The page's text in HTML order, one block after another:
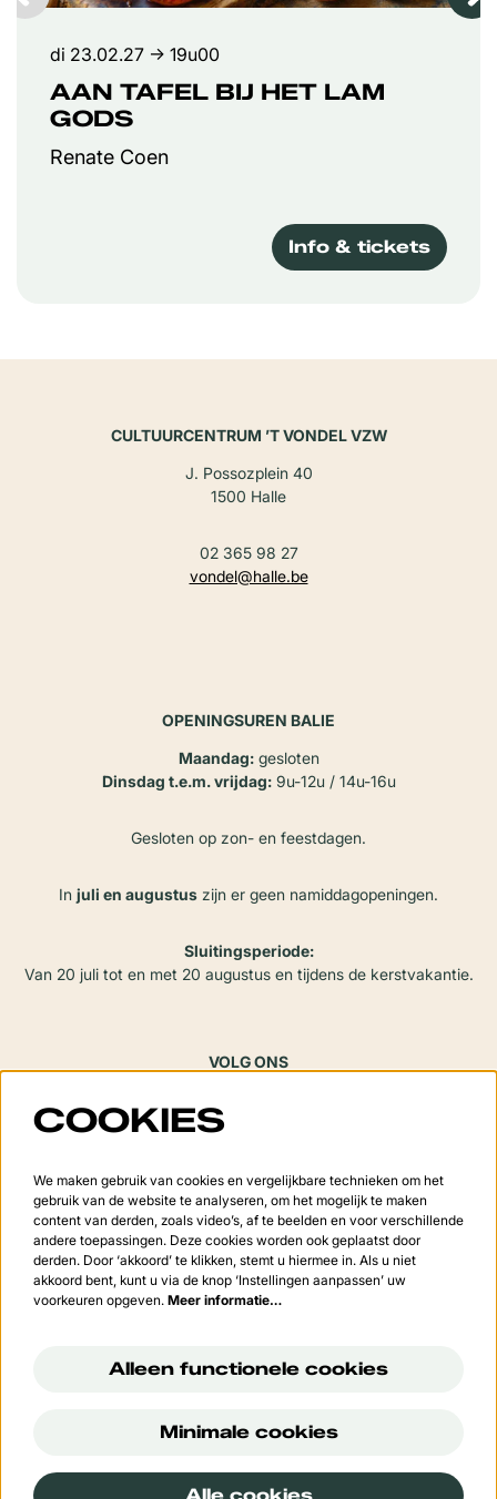
AAN TAFEL BIJ HET LAM
GODS
Renate Coen
di 23.02.27 → 19u00
Info & tickets
CULTUURCENTRUM ’T VONDEL VZW
J. Possozplein 40
1500 Halle
02 365 98 27
vondel@halle.be
OPENINGSUREN BALIE
Maandag:gesloten
Dinsdag t.e.m. vrijdag:9u-12u / 14u-16u
Gesloten op zon- en feestdagen.
In juli en augustus zijn er geen namiddagopeningen.
Sluitingsperiode:
Van 20 juli tot en met 20 augustus en tijdens de kerstvakantie.
VOLG ONS
Meld je aan voor de nieuwsbrief
Aanmelden
Data Processing Addendum van Google.
© Cultuurcentrum 't Vondel
COOKIES
We maken gebruik van cookies en vergelijkbare technieken om het
gebruik van de website te analyseren, om het mogelijk te maken
content van derden, zoals video’s, af te beelden en voor verschillende
andere toepassingen. Deze cookies worden ook geplaatst door
derden. Door ‘akkoord’ te klikken, stemt u hiermee in. Als u niet
akkoord bent, kunt u via de knop ‘Instellingen aanpassen’ uw
voorkeuren opgeven. Meer informatie…
Alleen functionele cookies
Minimale cookies